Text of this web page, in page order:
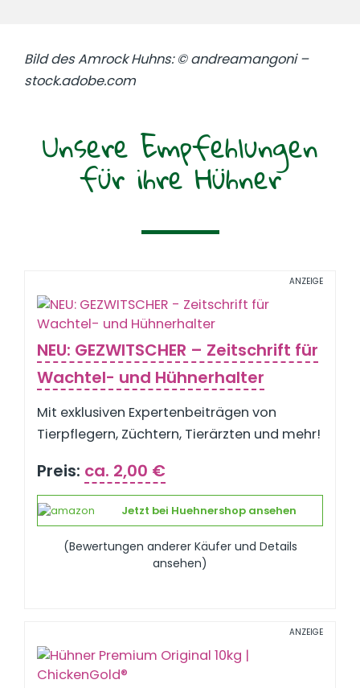
Bild des Amrock Huhns: © andreamangoni –
stock.adobe.com
Unsere Empfehlungen
für ihre Hühner
ANZEIGE
NEU: GEZWITSCHER – Zeitschrift für
Wachtel- und Hühnerhalter
Mit exklusiven Expertenbeiträgen von
Tierpflegern, Züchtern, Tierärzten und mehr!
Preis: ca. 2,00 €
Jetzt bei Huehnershop ansehen
(Bewertungen anderer Käufer und Details
ansehen)
ANZEIGE